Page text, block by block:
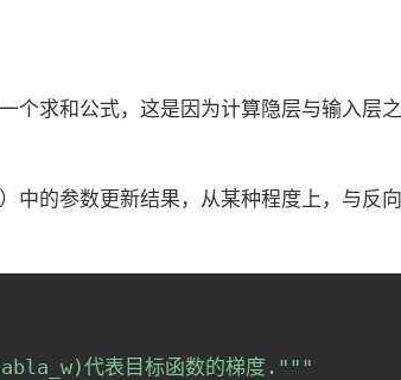
个求和公式，这是因为计算隐层与输入层
中的参数更新结果，从某种程度上，与反
代表目标函数的梯度." ""